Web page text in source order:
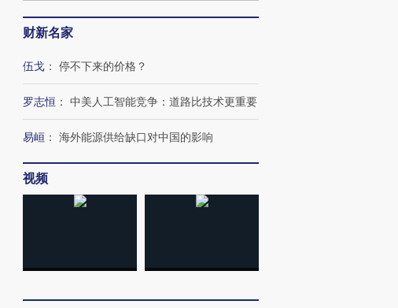
财新名家
伍戈 ： 停不下来的价格？
罗志恒 ： 中美人工智能竞争：道路比技术更重要
易峘 ： 海外能源供给缺口对中国的影响
视频